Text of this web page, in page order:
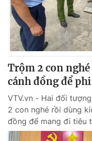
Trộm 2 con
cánh đồng để
VTV.vn - Hai đối
2 con nghé rồi dùng
đồng để mang đi tiêu